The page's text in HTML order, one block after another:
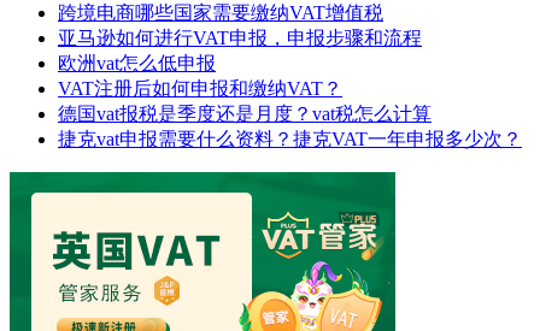
跨境电商哪些国家需要缴纳VAT增值税
亚马逊如何进行VAT申报，申报步骤和流程
欧洲vat怎么低申报
VAT注册后如何申报和缴纳VAT？
德国vat报税是季度还是月度？vat税怎么计算
捷克vat申报需要什么资料？捷克VAT一年申报多少次？